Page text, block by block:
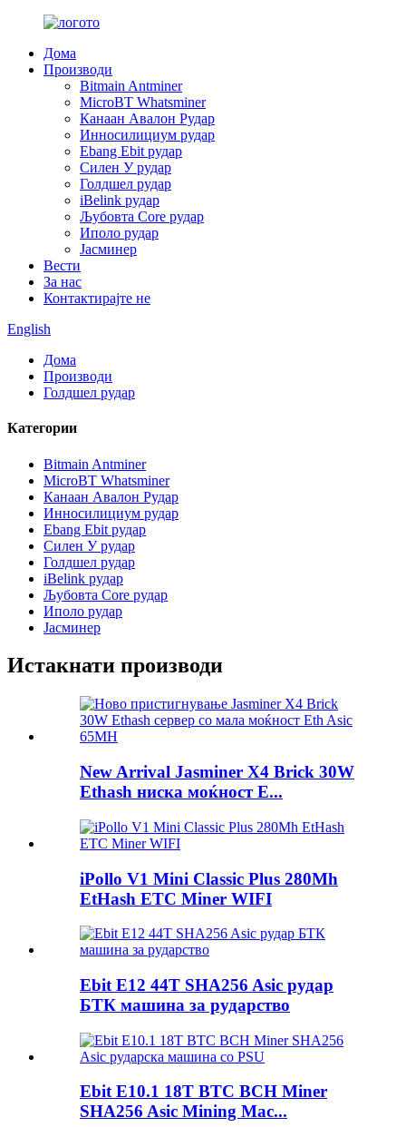
Дома
Производи
Bitmain Antminer
MicroBT Whatsminer
Канаан Авалон Рудар
Инносилициум рудар
Ebang Ebit рудар
Силен У рудар
Голдшел рудар
iBelink рудар
Љубовта Core рудар
Иполо рудар
Јасминер
Вести
За нас
Контактирајте не
English
Дома
Производи
Голдшел рудар
Категории
Bitmain Antminer
MicroBT Whatsminer
Канаан Авалон Рудар
Инносилициум рудар
Ebang Ebit рудар
Силен У рудар
Голдшел рудар
iBelink рудар
Љубовта Core рудар
Иполо рудар
Јасминер
Истакнати производи
New Arrival Jasminer X4 Brick 30W
Ethash ниска моќност E...
iPollo V1 Mini Classic Plus 280Mh
EtHash ETC Miner WIFI
Ebit E12 44T SHA256 Asic рудар
БТК машина за рударство
Ebit E10.1 18T BTC BCH Miner
SHA256 Asic Mining Mac...